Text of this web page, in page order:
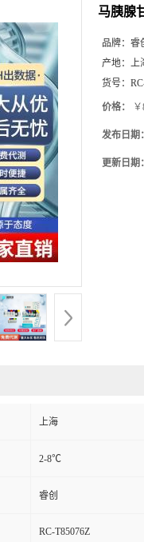
马胰腺
品牌： 睿
产地： 上
货号：
价格：
发布日期
更新日期
上海
2-8℃
睿创
RC-T85076Z